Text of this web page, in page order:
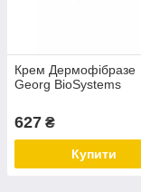
Крем Дермофібразе
Georg BioSystems
627 ₴
Купити